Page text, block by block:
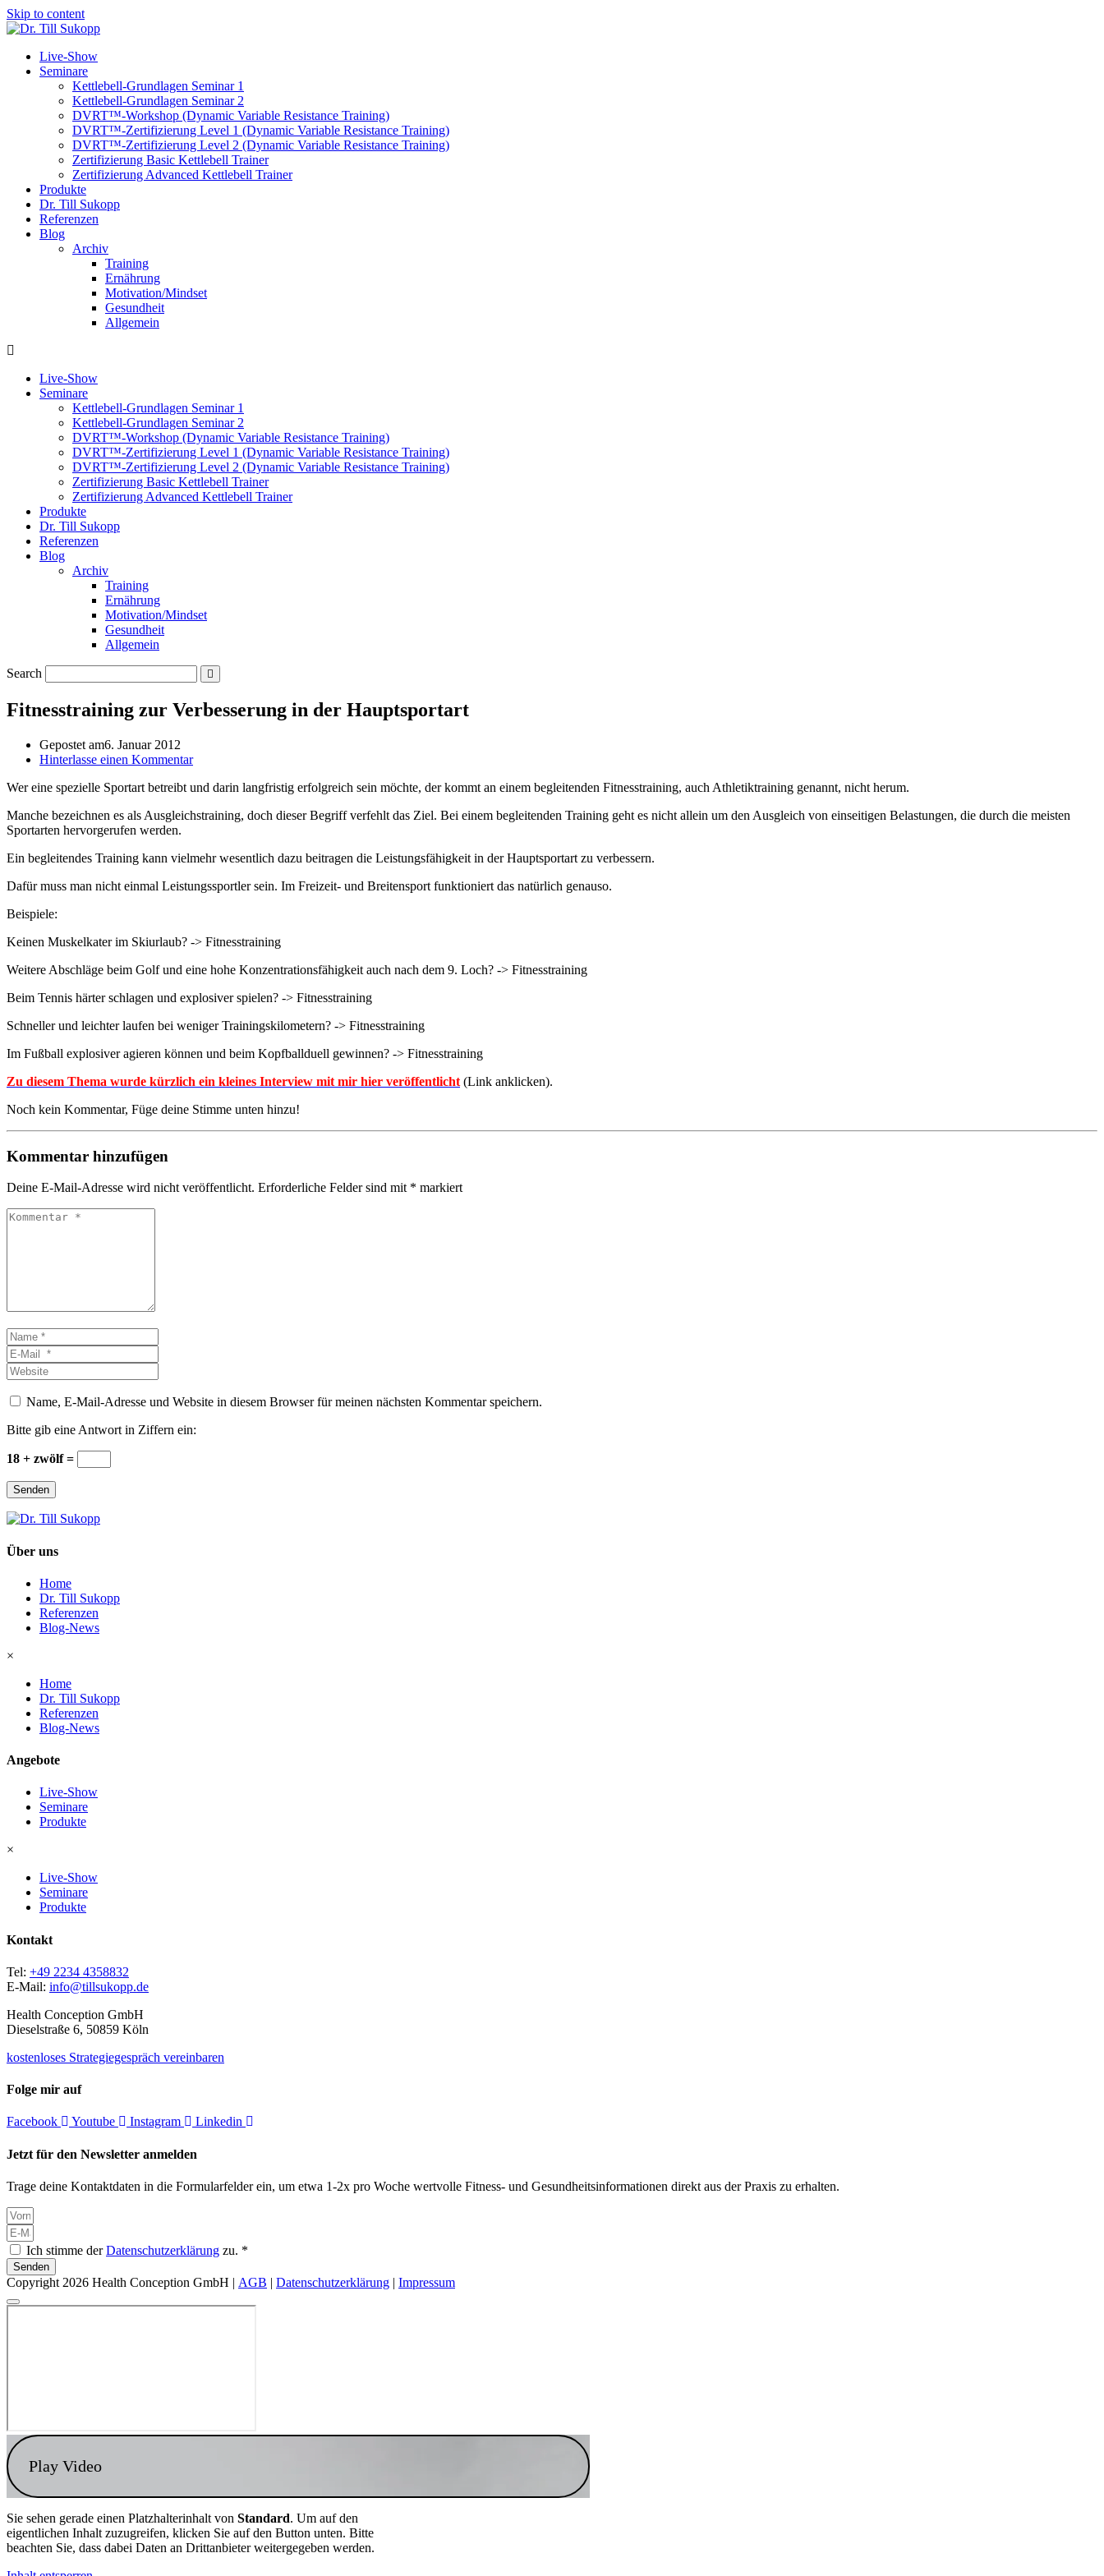
Skip to content
Live-Show
Seminare
Kettlebell-Grundlagen Seminar 1
Kettlebell-Grundlagen Seminar 2
DVRT™-Workshop (Dynamic Variable Resistance Training)
DVRT™-Zertifizierung Level 1 (Dynamic Variable Resistance Training)
DVRT™-Zertifizierung Level 2 (Dynamic Variable Resistance Training)
Zertifizierung Basic Kettlebell Trainer
Zertifizierung Advanced Kettlebell Trainer
Produkte
Dr. Till Sukopp
Referenzen
Blog
Archiv
Training
Ernährung
Motivation/Mindset
Gesundheit
Allgemein
Live-Show
Seminare
Kettlebell-Grundlagen Seminar 1
Kettlebell-Grundlagen Seminar 2
DVRT™-Workshop (Dynamic Variable Resistance Training)
DVRT™-Zertifizierung Level 1 (Dynamic Variable Resistance Training)
DVRT™-Zertifizierung Level 2 (Dynamic Variable Resistance Training)
Zertifizierung Basic Kettlebell Trainer
Zertifizierung Advanced Kettlebell Trainer
Produkte
Dr. Till Sukopp
Referenzen
Blog
Archiv
Training
Ernährung
Motivation/Mindset
Gesundheit
Allgemein
Search
Fitnesstraining zur Verbesserung in der Hauptsportart
Gepostet am6. Januar 2012
Hinterlasse einen Kommentar
Wer eine spezielle Sportart betreibt und darin langfristig erfolgreich sein möchte, der kommt an einem begleitenden Fitnesstraining, auch Athletiktraining genannt, nicht herum.
Manche bezeichnen es als Ausgleichstraining, doch dieser Begriff verfehlt das Ziel. Bei einem begleitenden Training geht es nicht allein um den Ausgleich von einseitigen Belastungen, die durch die meisten
Sportarten hervorgerufen werden.
Ein begleitendes Training kann vielmehr wesentlich dazu beitragen die Leistungsfähigkeit in der Hauptsportart zu verbessern.
Dafür muss man nicht einmal Leistungssportler sein. Im Freizeit- und Breitensport funktioniert das natürlich genauso.
Beispiele:
Keinen Muskelkater im Skiurlaub? -> Fitnesstraining
Weitere Abschläge beim Golf und eine hohe Konzentrationsfähigkeit auch nach dem 9. Loch? -> Fitnesstraining
Beim Tennis härter schlagen und explosiver spielen? -> Fitnesstraining
Schneller und leichter laufen bei weniger Trainingskilometern? -> Fitnesstraining
Im Fußball explosiver agieren können und beim Kopfballduell gewinnen? -> Fitnesstraining
Zu diesem Thema wurde kürzlich ein kleines Interview mit mir hier veröffentlicht (Link anklicken).
Noch kein Kommentar, Füge deine Stimme unten hinzu!
Kommentar hinzufügen
Deine E-Mail-Adresse wird nicht veröffentlicht. Erforderliche Felder sind mit * markiert
Kommentar
Name
*E-
Mail
*
Website
Name, E-Mail-Adresse und Website in diesem Browser für meinen nächsten Kommentar speichern.
Bitte gib eine Antwort in Ziffern ein:
18 + zwölf =
Senden
Über uns
Home
Dr. Till Sukopp
Referenzen
Blog-News
×
Home
Dr. Till Sukopp
Referenzen
Blog-News
Angebote
Live-Show
Seminare
Produkte
×
Live-Show
Seminare
Produkte
Kontakt
Tel: +49 2234 4358832
E-Mail: info@tillsukopp.de
Health Conception GmbH
Dieselstraße 6, 50859 Köln
kostenloses Strategiegespräch vereinbaren
Folge mir auf
Facebook Youtube Instagram Linkedin
Jetzt für den Newsletter anmelden
Trage deine Kontaktdaten in die Formularfelder ein, um etwa 1-2x pro Woche wertvolle Fitness- und Gesundheitsinformationen direkt aus der Praxis zu erhalten.
Ich stimme derDatenschutzerklärung zu. *
Senden
Copyright 2026 Health Conception GmbH | AGB | Datenschutzerklärung | Impressum
Play Video
Sie sehen gerade einen Platzhalterinhalt von Standard. Um auf den
eigentlichen Inhalt zuzugreifen, klicken Sie auf den Button unten. Bitte
beachten Sie, dass dabei Daten an Drittanbieter weitergegeben werden.